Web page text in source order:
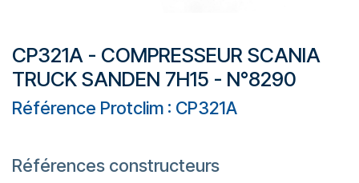
CP321A - COMPRESSEUR SCANIA
TRUCK SANDEN 7H15 - N°8290
Référence Protclim : CP321A
Références constructeurs